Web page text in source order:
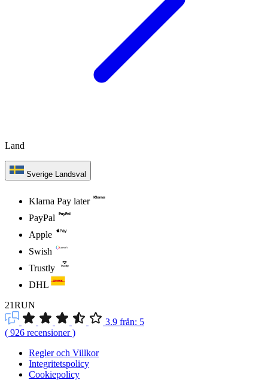
Land
Sverige Landsval
Klarna Pay later
PayPal
Apple
Swish
Trustly
DHL
21RUN
3.9 från: 5
( 926 recensioner)
Regler och Villkor
Integritetspolicy
Cookiepolicy